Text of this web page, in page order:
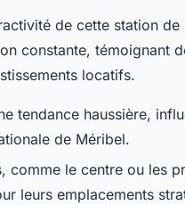
de cette station de
constante, témoignant
locatifs.
tendance haussière,
de Méribel.
comme le centre ou les
leurs emplacements